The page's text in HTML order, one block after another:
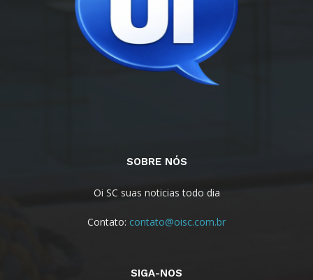
SOBRE NÓS
Oi SC suas noticias todo dia
Contato: contato@oisc.com.br
SIGA-NOS